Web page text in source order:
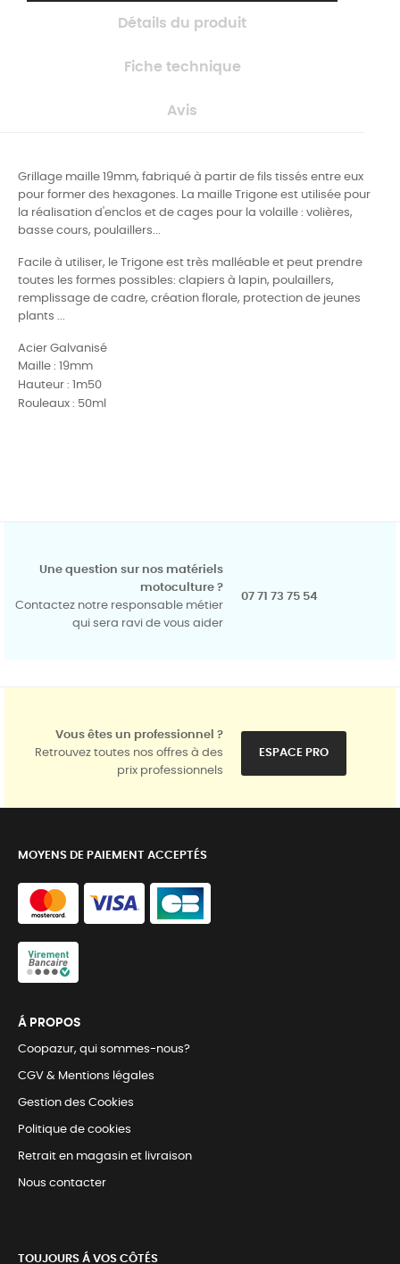
Détails du produit
Fiche technique
Avis
Grillage maille 19mm, fabriqué à partir de fils tissés entre eux
pour former des hexagones. La maille Trigone est utilisée pour
la réalisation d'enclos et de cages pour la volaille : volières,
basse cours, poulaillers...
Facile à utiliser, le Trigone est très malléable et peut prendre
toutes les formes possibles: clapiers à lapin, poulaillers,
remplissage de cadre, création florale, protection de jeunes
plants ...
Acier Galvanisé
Maille : 19mm
Hauteur : 1m50
Rouleaux : 50ml
Une question sur nos matériels
motoculture ?
Contactez notre responsable métier
qui sera ravi de vous aider
07 71 73 75 54
Vous êtes un professionnel ?
Retrouvez toutes nos offres à des
prix professionnels
ESPACE PRO
MOYENS DE PAIEMENT ACCEPTÉS
Á PROPOS
Coopazur, qui sommes-nous?
CGV & Mentions légales
Gestion des Cookies
Politique de cookies
Retrait en magasin et livraison
Nous contacter
TOUJOURS Á VOS CÔTÉS